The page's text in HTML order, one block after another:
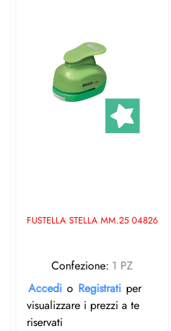
FUSTELLA STELLA MM.25 04826
Confezione: 1 PZ
Accedi o Registrati per
visualizzare i prezzi a te
riservati